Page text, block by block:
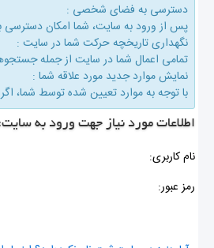
دسترسی به فضای شخصی :
پس از ورود به سایت، شما امكان
نگهداری تاریخچه حركت شما در سایت :
تمامی اعمال شما در سایت از جمله
نمایش موارد جدید مورد علاقه شما :
با توجه به موارد تعیین شده توسط شما،
اطلاعات مورد نیاز جهت ورود به
نام كاربری:
رمز عبور: